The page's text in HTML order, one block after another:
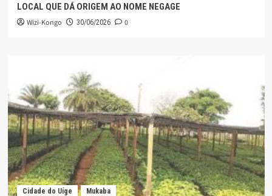
LOCAL QUE DÁ ORIGEM AO NOME NEGAGE
Wizi-Kongo 30/06/2026 0
Cidade do Uíge Mukaba